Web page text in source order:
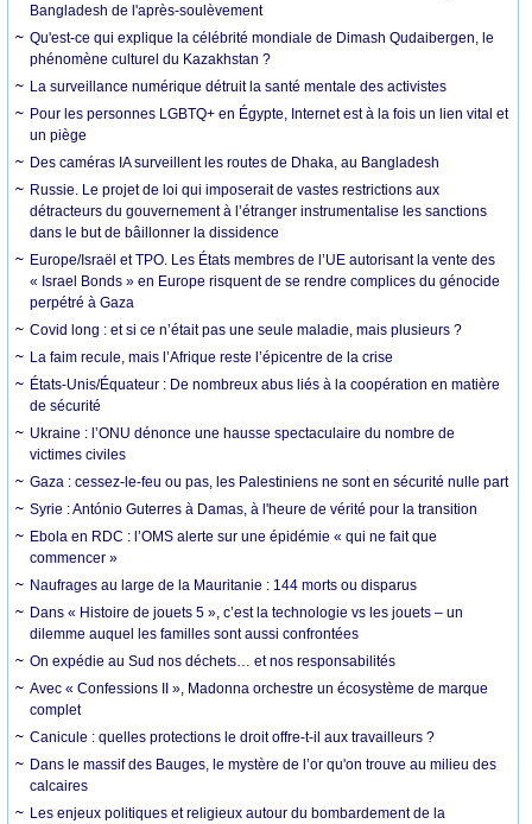
Bangladesh de l'après-soulèvement
Qu'est-ce qui explique la célébrité mondiale de Dimash Qudaibergen, le
phénomène culturel du Kazakhstan ?
La surveillance numérique détruit la santé mentale des activistes
Pour les personnes LGBTQ+ en Égypte, Internet est à la fois un lien vital et
un piège
Des caméras IA surveillent les routes de Dhaka, au Bangladesh
Russie. Le projet de loi qui imposerait de vastes restrictions aux
détracteurs du gouvernement à l’étranger instrumentalise les sanctions
dans le but de bâillonner la dissidence
Europe/Israël et TPO. Les États membres de l’UE autorisant la vente des
« Israel Bonds » en Europe risquent de se rendre complices du génocide
perpétré à Gaza
Covid long : et si ce n’était pas une seule maladie, mais plusieurs ?
La faim recule, mais l’Afrique reste l’épicentre de la crise
États-Unis/Équateur : De nombreux abus liés à la coopération en matière
de sécurité
Ukraine : l’ONU dénonce une hausse spectaculaire du nombre de
victimes civiles
Gaza : cessez-le-feu ou pas, les Palestiniens ne sont en sécurité nulle part
Syrie : António Guterres à Damas, à l'heure de vérité pour la transition
Ebola en RDC : l’OMS alerte sur une épidémie « qui ne fait que
commencer »
Naufrages au large de la Mauritanie : 144 morts ou disparus
Dans « Histoire de jouets 5 », c’est la technologie vs les jouets – un
dilemme auquel les familles sont aussi confrontées
On expédie au Sud nos déchets… et nos responsabilités
Avec « Confessions II », Madonna orchestre un écosystème de marque
complet
Canicule : quelles protections le droit offre-t-il aux travailleurs ?
Dans le massif des Bauges, le mystère de l’or qu'on trouve au milieu des
calcaires
Les enjeux politiques et religieux autour du bombardement de la